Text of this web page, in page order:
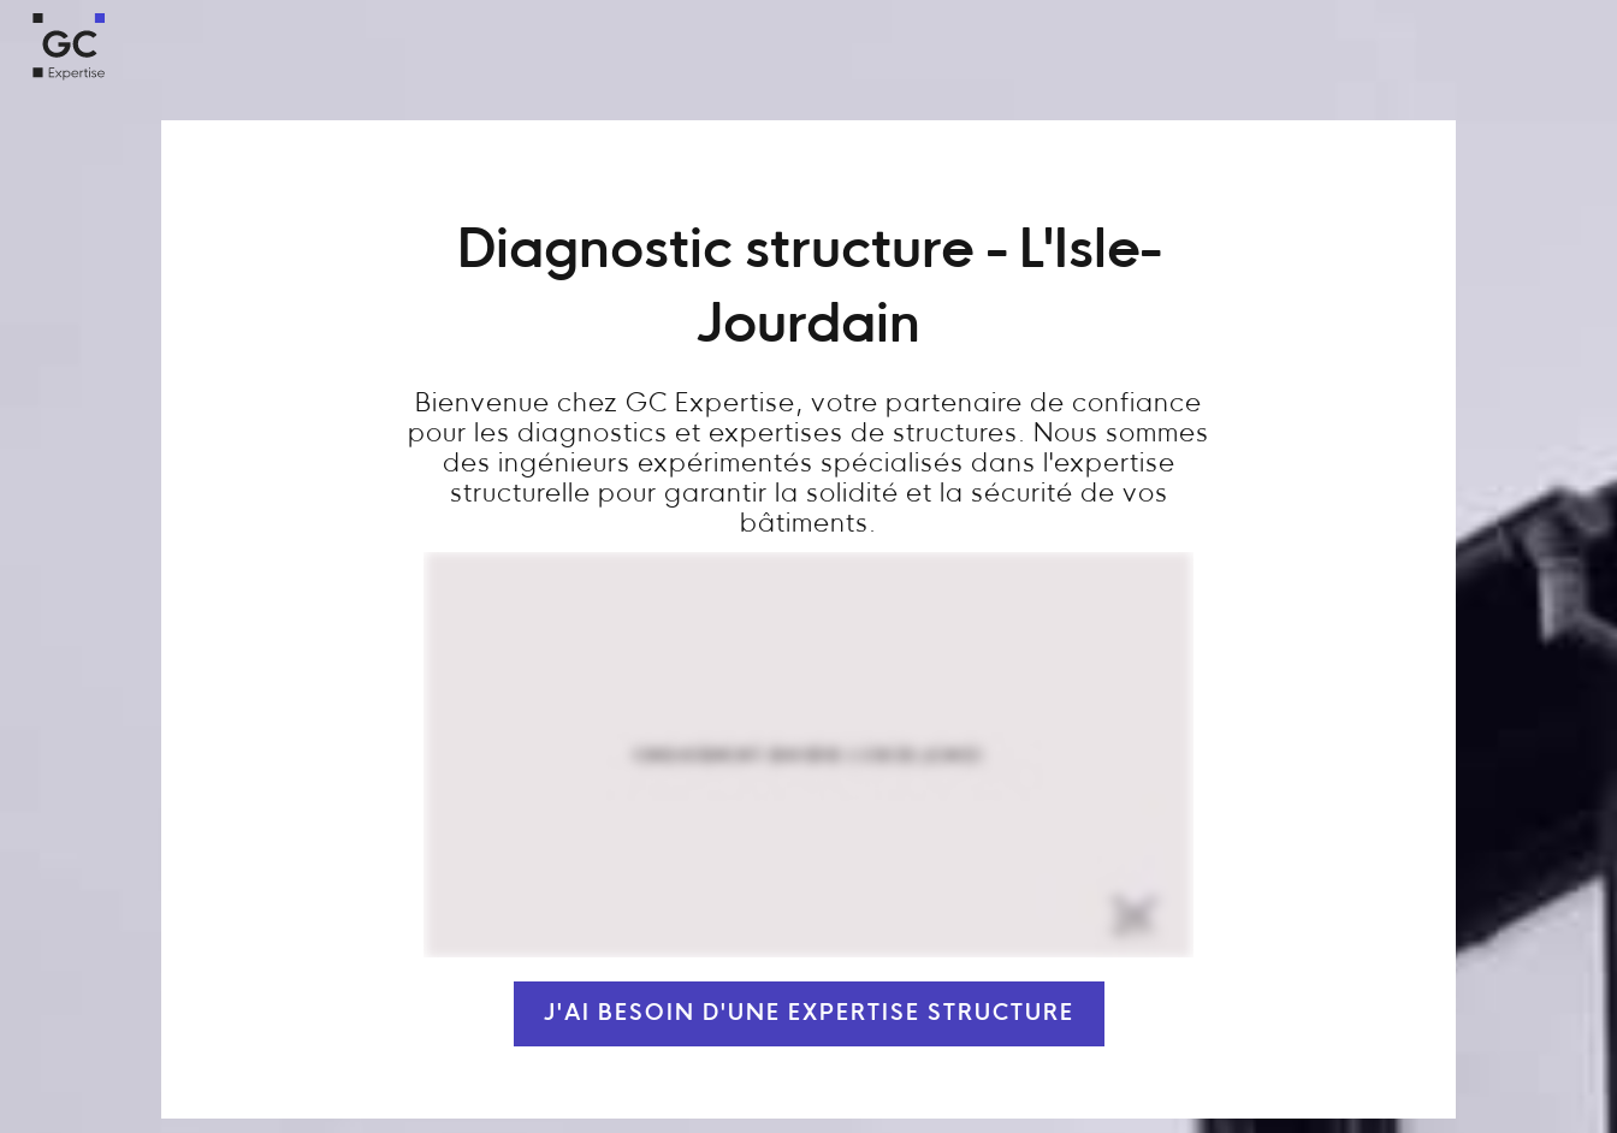
Diagnostic structure - L'Isle-
Jourdain
Bienvenue chez GC Expertise, votre partenaire de confiance
pour les diagnostics et expertises de structures. Nous sommes
des ingénieurs expérimentés spécialisés dans l'expertise
structurelle pour garantir la solidité et la sécurité de vos
bâtiments.
J'AI BESOIN D'UNE EXPERTISE STRUCTURE